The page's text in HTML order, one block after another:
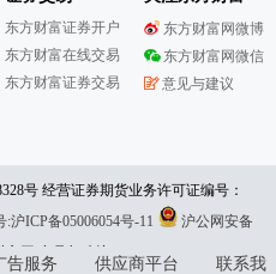
东方财富证券开户
东方财富在线交易
东方财富证券交易
东方财富网微博
东方财富网微信
意见与建议
号 经营证券期货业务许可证编号：
息举报:021-61278686 举报邮箱：
:沪ICP备05006054号-11
沪公网安备
富网意见与建议:4000300059/952500
告服务 供应商平台
联系我